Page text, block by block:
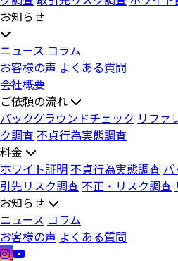
お知らせ
ニュース コラム
お客様の声 よくある質問
会社概要
ご依頼の流れ
バックグラウンドチェック リファ
ク調査不貞行為実態調査
料金
ホワイト証明不貞行為実態調査 バ
引先リスク調査不正・リスク調査
お知らせ
ニュース コラム
お客様の声 よくある質問